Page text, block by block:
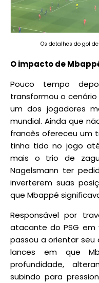
Os detalhes do gol
O impacto de
Pouco tempo
transformou o
um dos jogadores
mundial. Ainda que
francês ofereceu um
tinha tido no jogo
mais o trio de
Nagelsmann ter
inverterem suas
que Mbappé
Responsável por
atacante do PSG em
passou a orientar seu
lances em que
profundidade,
subindo para